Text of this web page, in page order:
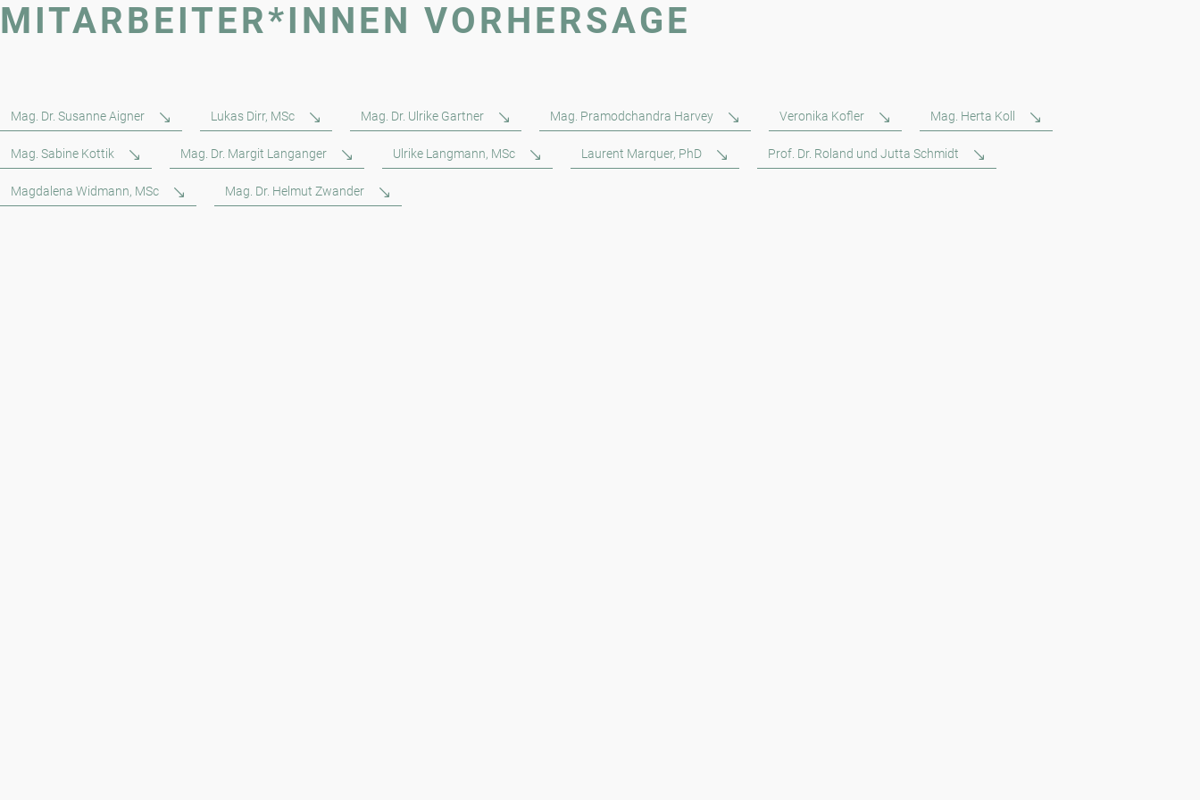
MITARBEITER*INNEN VORHERSAGE
Mag. Dr. Susanne Aigner Lukas Dirr, MSc Mag. Dr. Ulrike Gartner Mag. Pramodchandra Harvey Veronika Kofler Mag. Herta Koll
Mag. Sabine Kottik Mag. Dr. Margit Langanger Ulrike Langmann, MSc Laurent Marquer, PhD Prof. Dr. Roland und Jutta Schmidt
Magdalena Widmann, MSc Mag. Dr. Helmut Zwander